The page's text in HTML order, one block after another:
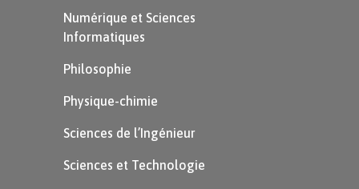
Numérique et Sciences
Informatiques
Philosophie
Physique-chimie
Sciences de l’Ingénieur
Sciences et Technologie